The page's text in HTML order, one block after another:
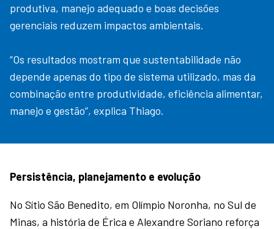
produtiva, manejo adequado e boas decisões
gerenciais reduzem impactos ambientais.
“Os resultados mostram que sustentabilidade não
depende apenas do tipo de sistema utilizado, mas da
combinação entre produtividade, eficiência alimentar,
manejo e gestão”, explica Thiago.
Persistência, planejamento e evolução
No Sítio São Benedito, em Olímpio Noronha, no Sul de
Minas, a história de Érica e Alexandre Soriano reforça